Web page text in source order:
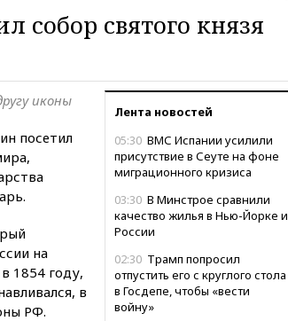
собор святого князя
Лента новостей
05:30 ВМС Испании усилили
присутствие в Сеуте на фоне
миграционного кризиса
03:30 В Минстрое сравнили
качество жилья в Нью-Йорке и
России
02:30 Трамп попросил
отпустить его с круглого стола
в Госдепе, чтобы «вести
войну»
иконы
посетил
на
1854 году,
в
РФ.